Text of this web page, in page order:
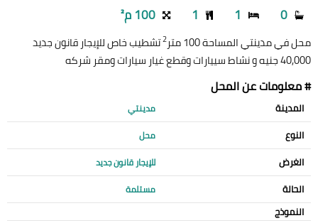
0
1
1 100 م²
محل في مدينتي المساحة 100 متر 2تشطيب خاص للإيجار قانون جديد
40,000 جنيه و نشاط سييارات وقطع غيار سيارات ومقر شركه
# معلومات عن المحل
المدينة مدينتي
النوع محل
الغرض للإيجار قانون جديد
الحالة مستلمة
النموذج